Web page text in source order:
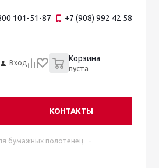
101-51-87 +7 (908) 992 42 58
Вход Корзина
пуста
КОНТАКТЫ
бумажных полотенец
-